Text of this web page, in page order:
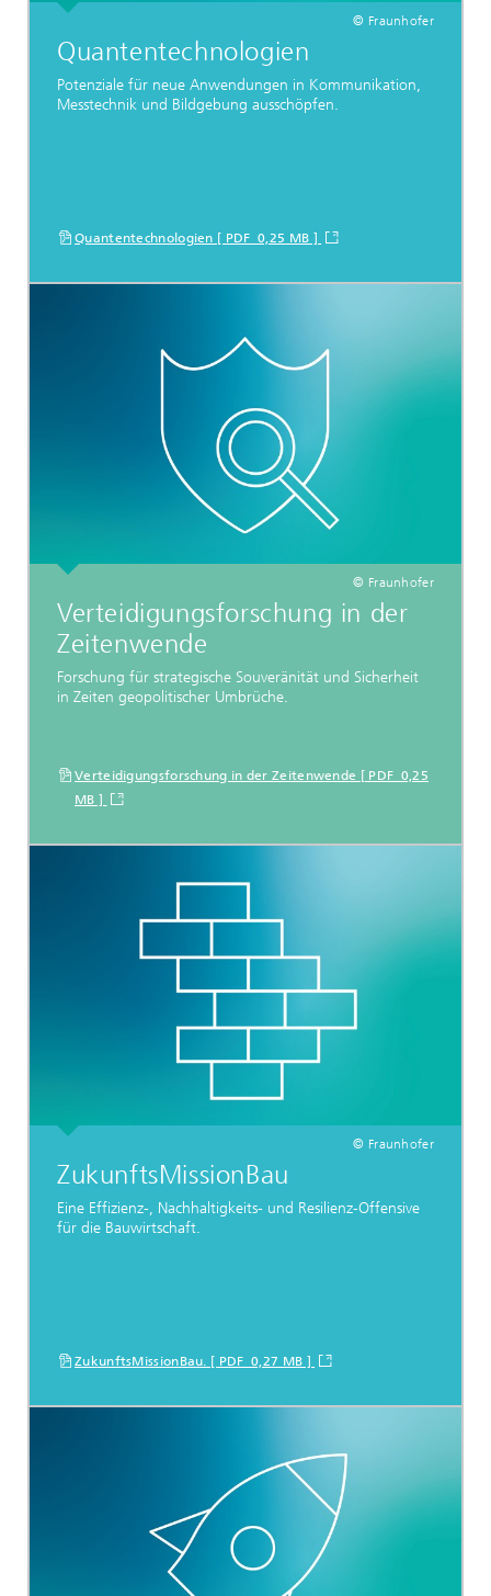
© Fraunhofer
Quantentechnologien
Potenziale für neue Anwendungen in Kommunikation,
Messtechnik und Bildgebung ausschöpfen.
Quantentechnologien [ PDF 0,25 MB ]
© Fraunhofer
Verteidigungsforschung in der
Zeitenwende
Forschung für strategische Souveränität und Sicherheit
in Zeiten geopolitischer Umbrüche.
Verteidigungsforschung in der Zeitenwende [ PDF 0,25
MB ]
© Fraunhofer
ZukunftsMissionBau
Eine Effizienz-, Nachhaltigkeits- und Resilienz-Offensive
für die Bauwirtschaft.
ZukunftsMissionBau. [ PDF 0,27 MB ]